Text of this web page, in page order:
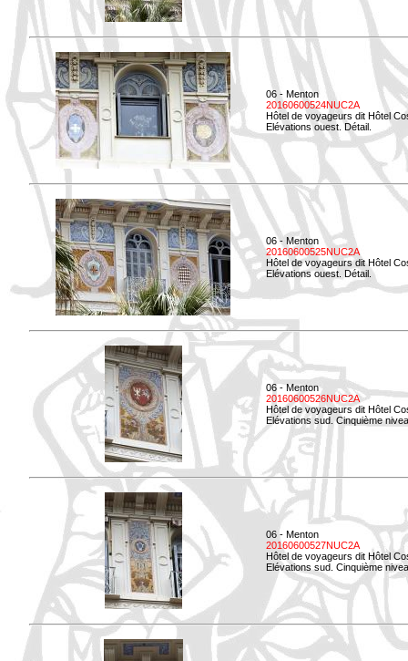
06 - Menton
20160600524NUC2A
Hôtel de voyageurs dit Hôtel
Elévations ouest. Détail.
06 - Menton
20160600525NUC2A
Hôtel de voyageurs dit Hôtel
Elévations ouest. Détail.
06 - Menton
20160600526NUC2A
Hôtel de voyageurs dit Hôtel
Elévations sud. Cinquième
06 - Menton
20160600527NUC2A
Hôtel de voyageurs dit Hôtel
Elévations sud. Cinquième